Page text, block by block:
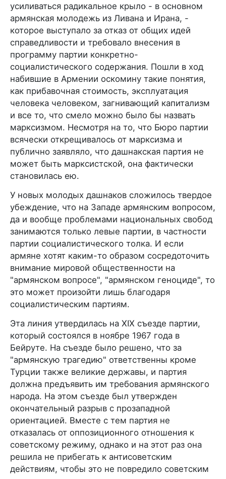
усиливаться радикальное крыло - в основном
армянская молодежь из Ливана и Ирана, -
которое выступало за отказ от общих идей
справедливости и требовало внесения в
программу партии конкретно-
социалистического содержания. Пошли в ход
набившие в Армении оскомину такие понятия,
как прибавочная стоимость, эксплуатация
человека человеком, загнивающий капитализм
и все то, что смело можно было бы назвать
марксизмом. Несмотря на то, что Бюро партии
всячески открещивалось от марксизма и
публично заявляло, что дашнакская партия не
может быть марксистской, она фактически
становилась ею.
У новых молодых дашнаков сложилось твердое
убеждение, что на Западе армянским вопросом,
да и вообще проблемами национальных свобод
занимаются только левые партии, в частности
партии социалистического толка. И если
армяне хотят каким-то образом сосредоточить
внимание мировой общественности на
"армянском вопросе", "армянском геноциде", то
это может произойти лишь благодаря
социалистическим партиям.
Эта линия утвердилась на XIX съезде партии,
который состоялся в ноябре 1967 года в
Бейруте. На съезде было решено, что за
"армянскую трагедию" ответственны кроме
Турции также великие державы, и партия
должна предъявить им требования армянского
народа. На этом съезде был утвержден
окончательный разрыв с прозападной
ориентацией. Вместе с тем партия не
отказалась от оппозиционного отношения к
советскому режиму, однако и на этот раз она
решила не прибегать к антисоветским
действиям, чтобы это не повредило советским